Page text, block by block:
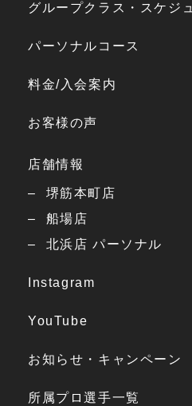
グループクラス・スケジ
パーソナルコース
料金/入会案内
お客様の声
店舗情報
堺筋本町店
船場店
北浜店 パーソナル
Instagram
YouTube
お知らせ・キャンペーン
所属プロ選手一覧